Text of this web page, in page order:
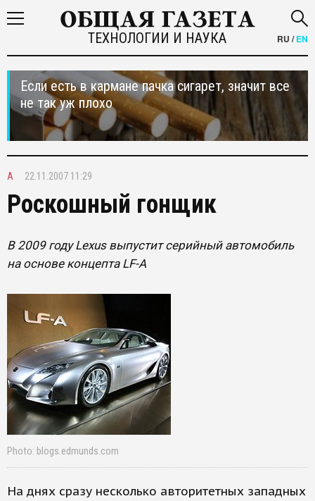
ТЕХНОЛОГИИ И НАУКА RU /EN
Если есть в кармане пачка сигарет, значит все
не так уж плохо
A 22.11.2007 11:29
Роскошный гонщик
В 2009 году Lexus выпустит серийный автомобиль
на основе концепта LF-A
Photo: blogs.edmunds.com
На днях сразу несколько авторитетных западных